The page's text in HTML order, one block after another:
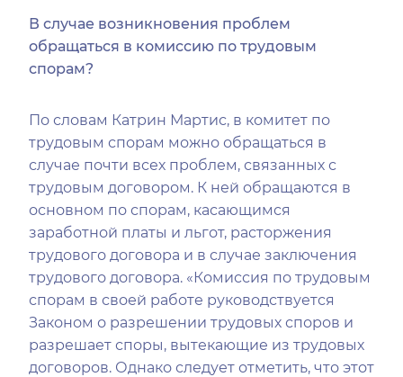
В случае возникновения проблем
обращаться в комиссию по трудовым
спорам?
По словам Катрин Мартис, в комитет по
трудовым спорам можно обращаться в
случае почти всех проблем, связанных с
трудовым договором. К ней обращаются в
основном по спорам, касающимся
заработной платы и льгот, расторжения
трудового договора и в случае заключения
трудового договора. «Комиссия по трудовым
спорам в своей работе руководствуется
Законом о разрешении трудовых споров и
разрешает споры, вытекающие из трудовых
договоров. Однако следует отметить, что этот